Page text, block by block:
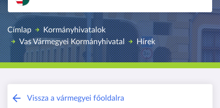
a
r
t
a
l
m
r
Címlap
Kormányhivatalok
Vas Vármegyei Kormányhivatal
Hírek
Vas Vármegyei Kormányhivatal
Vissza a vármegyei főoldalra